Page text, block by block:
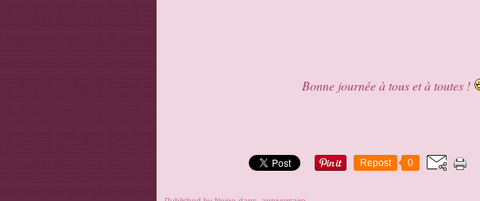
Bonne journée à tous et à toutes !
Repost 0